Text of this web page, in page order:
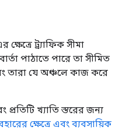
ট্র্যাফিক সীমা
পাঠাতে পারে তা সীমিত
তারা যে অঞ্চলে কাজ করে
প্রতিটি খ্যাতি স্তরের জন্য
ক্ষেত্রে এবং ব্যবসায়িক